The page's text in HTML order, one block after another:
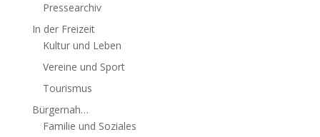
Pressearchiv
In der Freizeit
Kultur und Leben
Vereine und Sport
Tourismus
Bürgernah…
Familie und Soziales